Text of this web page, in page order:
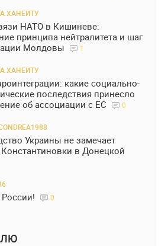
ХАНЕИТУ
НАТО в Кишиневе:
принципа нейтралитета и шаг
Молдовы
1
ХАНЕИТУ
какие социально-
последствия принесло
об ассоциации с ЕС
0
Украины не замечает
в Донецкой
0